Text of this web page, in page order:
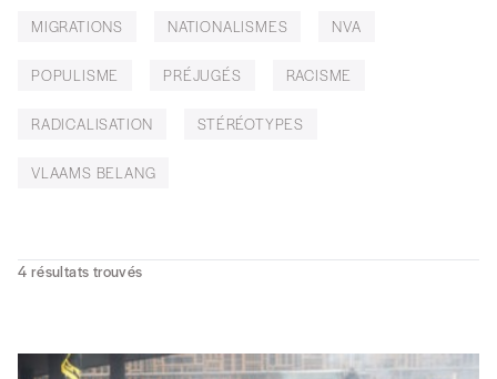
MIGRATIONS NATIONALISMES NVA
POPULISME PRÉJUGÉS RACISME
RADICALISATION STÉRÉOTYPES
VLAAMS BELANG
4 résultats trouvés